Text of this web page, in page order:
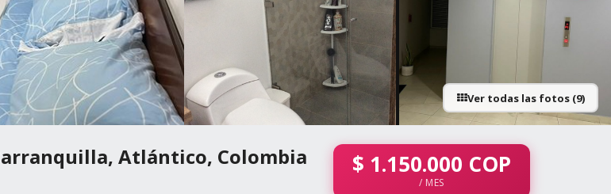
Ver todas las fotos (9)
Atlántico, Colombia $ 1.150.000 COP
/ MES